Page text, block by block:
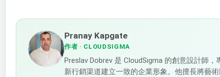
Pranay Kapgate
作者 · CLOUDSIGMA
Preslav Dobrev 是 CloudSigma 的創意設計師
新行銷渠道建立一致的企業形象。他擅長將藝